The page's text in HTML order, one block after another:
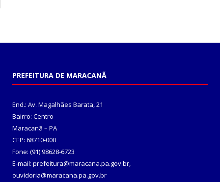
PREFEITURA DE MARACANÃ
End.: Av. Magalhães Barata, 21
Bairro: Centro
Maracanã – PA
CEP: 68710-000
Fone: (91) 98628-6723
E-mail: prefeitura@maracana.pa.gov.br,
ouvidoria@maracana.pa.gov.br